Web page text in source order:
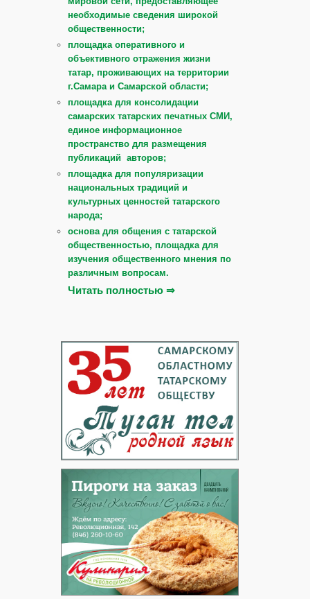
необходимые сведения широкой
общественности;
площадка оперативного и
объективного отражения жизни
татар, проживающих на территории
г.Самара и Самарской области;
площадка для консолидации
самарских татарских печатных СМИ,
единое информационное
пространство для размещения
публикаций авторов;
площадка для популяризации
национальных традиций и
культурных ценностей татарского
народа;
основа для общения с татарской
общественностью, площадка для
изучения общественного мнения по
различным вопросам.
Читать полностью ⇒